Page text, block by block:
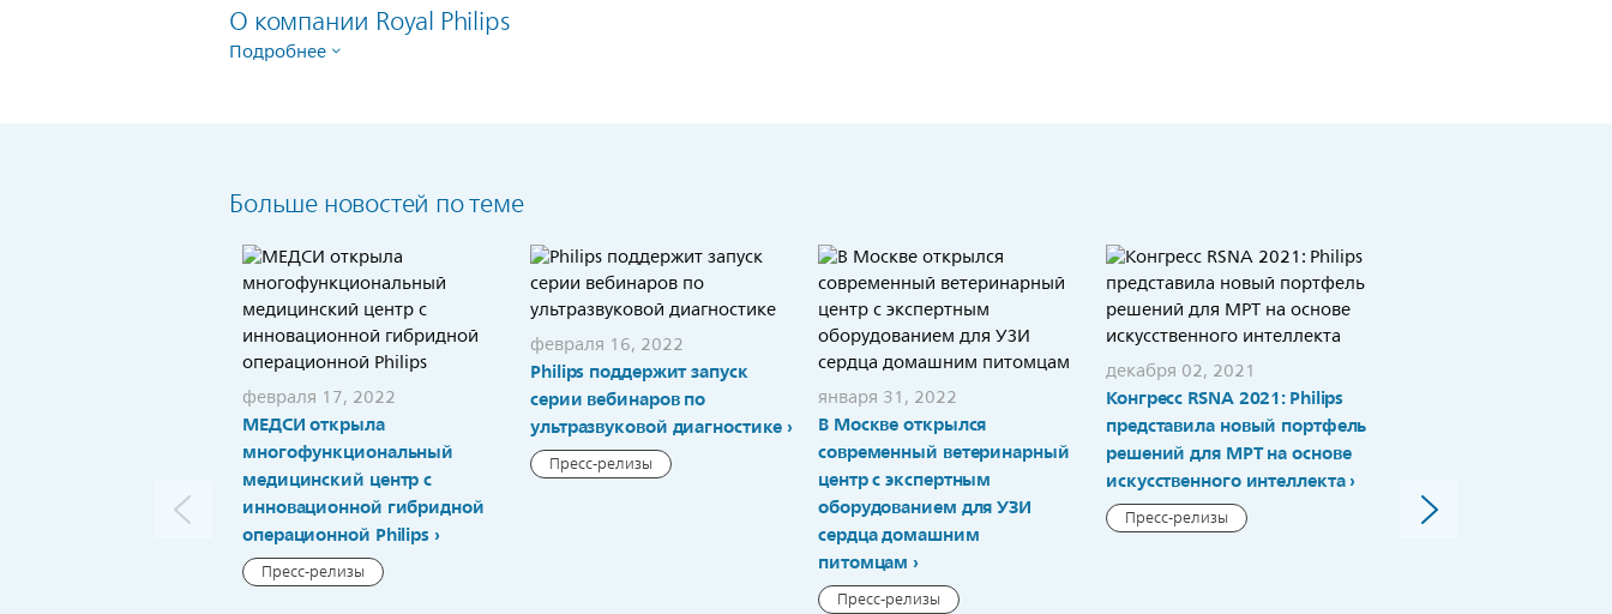
О компании Royal Philips
Подробнее
Больше новостей по теме
февраля 17, 2022
МЕДСИ открыла
многофункциональный
медицинский центр с
инновационной гибридной
операционной Philips
Пресс-релизы
февраля 16, 2022
Philips поддержит запуск
серии вебинаров по
ультразвуковой диагностике
Пресс-релизы
января 31, 2022
В Москве открылся
современный ветеринарный
центр с экспертным
оборудованием для УЗИ
сердца домашним
питомцам
Пресс-релизы
декабря 02, 2021
Конгресс RSNA 2021: Philips
представила новый портфель
решений для МРТ на основе
искусственного интеллекта
Пресс-релизы
ультразвуковых
исследований в